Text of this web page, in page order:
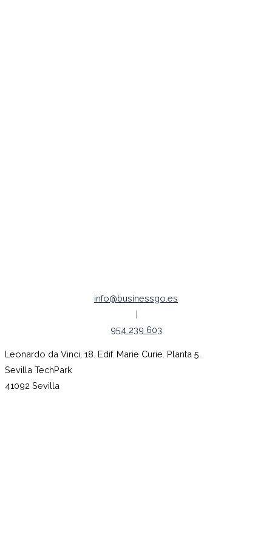
info@businessgo.es
|
954 239 603
Leonardo da Vinci, 18. Edif. Marie Curie. Planta 5.
Sevilla TechPark
41092 Sevilla